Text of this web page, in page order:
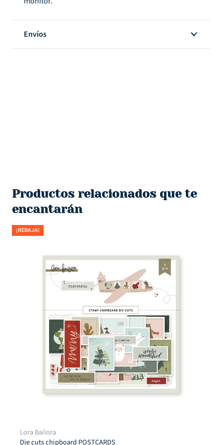
Envíos
Productos relacionados que te
encantarán
¡REBAJA!
Troquel ventanilla